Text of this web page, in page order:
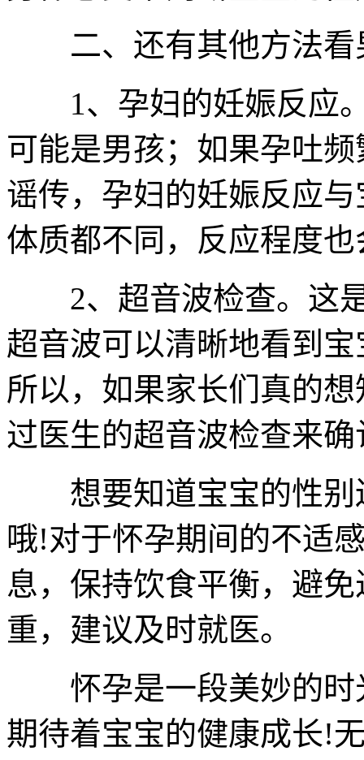
二、还有其他方法看
1、孕妇的妊娠反应。
可能是男孩；如果孕吐
谣传，孕妇的妊娠反应
体质都不同，反应程度
2、超音波检查。这是
超音波可以清晰地看到
所以，如果家长们真的
过医生的超音波检查来确
想要知道宝宝的性别
哦!对于怀孕期间的不适
息，保持饮食平衡，避
重，建议及时就医。
怀孕是一段美妙的时
期待着宝宝的健康成长!